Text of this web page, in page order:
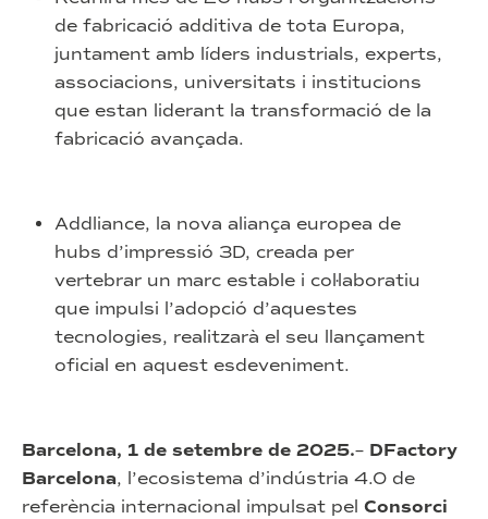
de fabricació additiva de tota Europa,
juntament amb líders industrials, experts,
associacions, universitats i institucions
que estan liderant la transformació de la
fabricació avançada.
Addliance, la nova aliança europea de
hubs d’impressió 3D, creada per
vertebrar un marc estable i col·laboratiu
que impulsi l’adopció d’aquestes
tecnologies, realitzarà el seu llançament
oficial en aquest esdeveniment.
Barcelona, 1 de setembre de 2025.– DFactory
Barcelona, l’ecosistema d’indústria 4.0 de
referència internacional impulsat pel Consorci